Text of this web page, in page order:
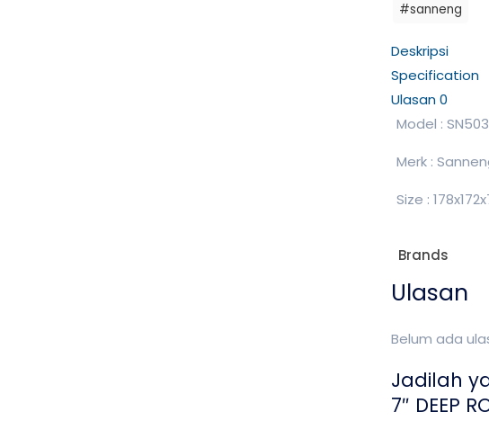
#sanneng
Deskripsi
Specification
Ulasan0
Model :
Merk :
Size :
Brands
Ulasan
Belum ada
Jadilah
7″ DEEP